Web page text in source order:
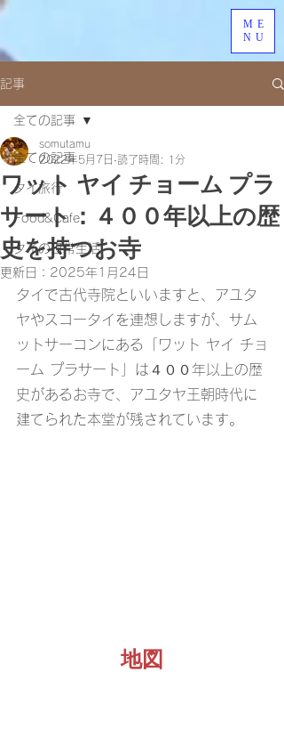
ME
NU
記事
全ての記事
タイ旅行
Food&Cafe
タイの日常生活
全ての記事
ワット ヤイ チョーム プラ
サート：４００年以上の歴
史を持つお寺
somutamu
2022年5月7日 読了時間: 1分
更新日： 2025年1月24日
タイで古代寺院といいますと、アユタ
ヤやスコータイを連想しますが、サム
ットサーコンにある「ワット ヤイ チョ
ーム プラサート」は４００年以上の歴
史があるお寺で、アユタヤ王朝時代に
建てられた本堂が残されています。
地図